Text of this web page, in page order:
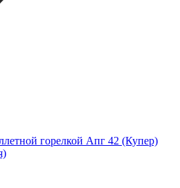
горелкой Апг 42 (Купер)